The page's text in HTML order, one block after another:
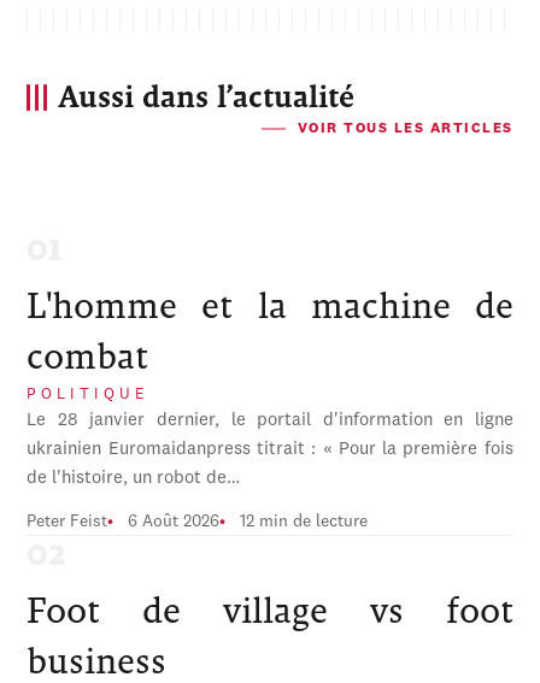
Aussi dans l’actualité
VOIR TOUS LES ARTICLES
L'homme et la machine de
combat
POLITIQUE
Le 28 janvier dernier, le portail d'information en ligne
ukrainien Euromaidanpress titrait : « Pour la première fois
de l'histoire, un robot de…
Peter Feist 6 Août 2026 12 min de lecture
Foot de village vs foot
business